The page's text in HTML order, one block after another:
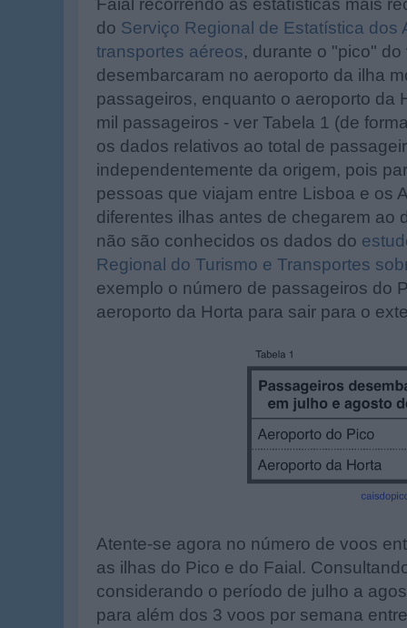
Faial recorrendo às estatísticas mais
do Serviço Regional de Estatística dos
transportes aéreos, durante o "pico"
desembarcaram no aeroporto da ilha
passageiros, enquanto o aeroporto da
mil passageiros - ver Tabela 1 (de
os dados relativos ao total de
independentemente da origem, pois
pessoas que viajam entre Lisboa e os
diferentes ilhas antes de chegarem ao
não são conhecidos os dados do
Regional do Turismo e Transportes
exemplo o número de passageiros do
aeroporto da Horta para sair para o
Atente-se agora no número de voos
as ilhas do Pico e do Faial.
considerando o período de julho a
para além dos 3 voos por semana